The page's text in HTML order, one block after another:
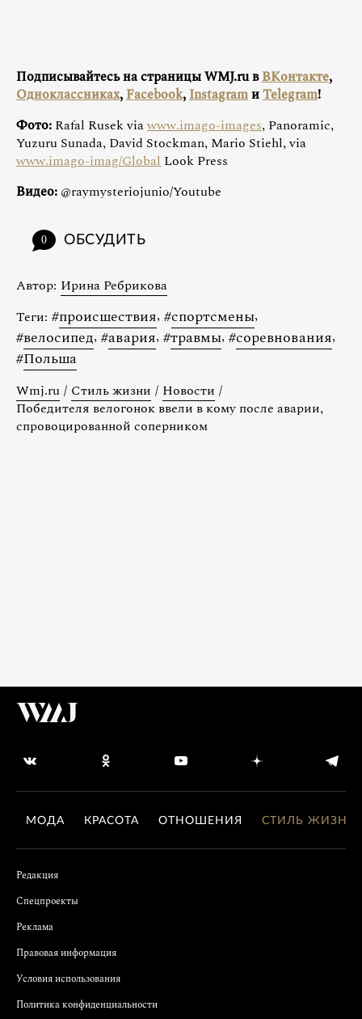
Подписывайтесь на страницы WMJ.ru вВКонтакте,
Одноклассниках,Facebook,InstagramиTelegram!
Фото: Rafal Rusek viawww.imago-images, Panoramic,
Yuzuru Sunada, David Stockman, Mario Stiehl, via
www.imago-imag/Global Look Press
Видео: @raymysteriojunio/Youtube
0 ОБСУДИТЬ
Автор: Ирина Ребрикова
Теги: #происшествия, #спортсмены,
#велосипед, #авария, #травмы, #соревнования,
#Польша
Wmj.ru / Стиль жизни / Новости /
Победителя велогонок ввели в кому после аварии,
спровоцированной соперником
МОДА КРАСОТА ОТНОШЕНИЯ СТИЛЬ ЖИЗНИ
Редакция
Спецпроекты
Реклама
Правовая информация
Условия использования
Политика конфиденциальности